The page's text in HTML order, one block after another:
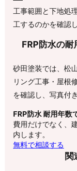
工事範囲と下地処
工するのかを確認
FRP防水の耐
砂田塗装では、松
リング工事・屋根
を確認し、写真付
FRP防水 耐用年数
費用だけでなく、
内します。
無料で相談する
関